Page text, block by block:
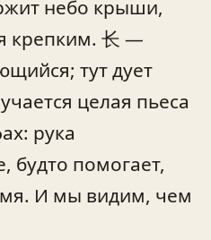
небо крыши,
крепким. 长 —
тут дует
целая пьеса
рука
будто помогает,
И мы видим, чем